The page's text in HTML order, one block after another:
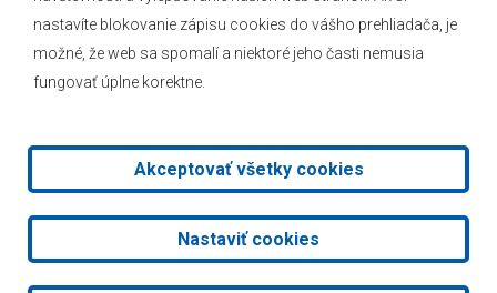
nastavíte blokovanie zápisu cookies do vášho prehliadača, je
možné, že web sa spomalí a niektoré jeho časti nemusia
fungovať úplne korektne.
Akceptovať všetky cookies
Nastaviť cookies
Kontakt
Mapa stránok
2026 © Obec Veľké Leváre|Tvorba web stránok
AlejTech, spol. s r.o.